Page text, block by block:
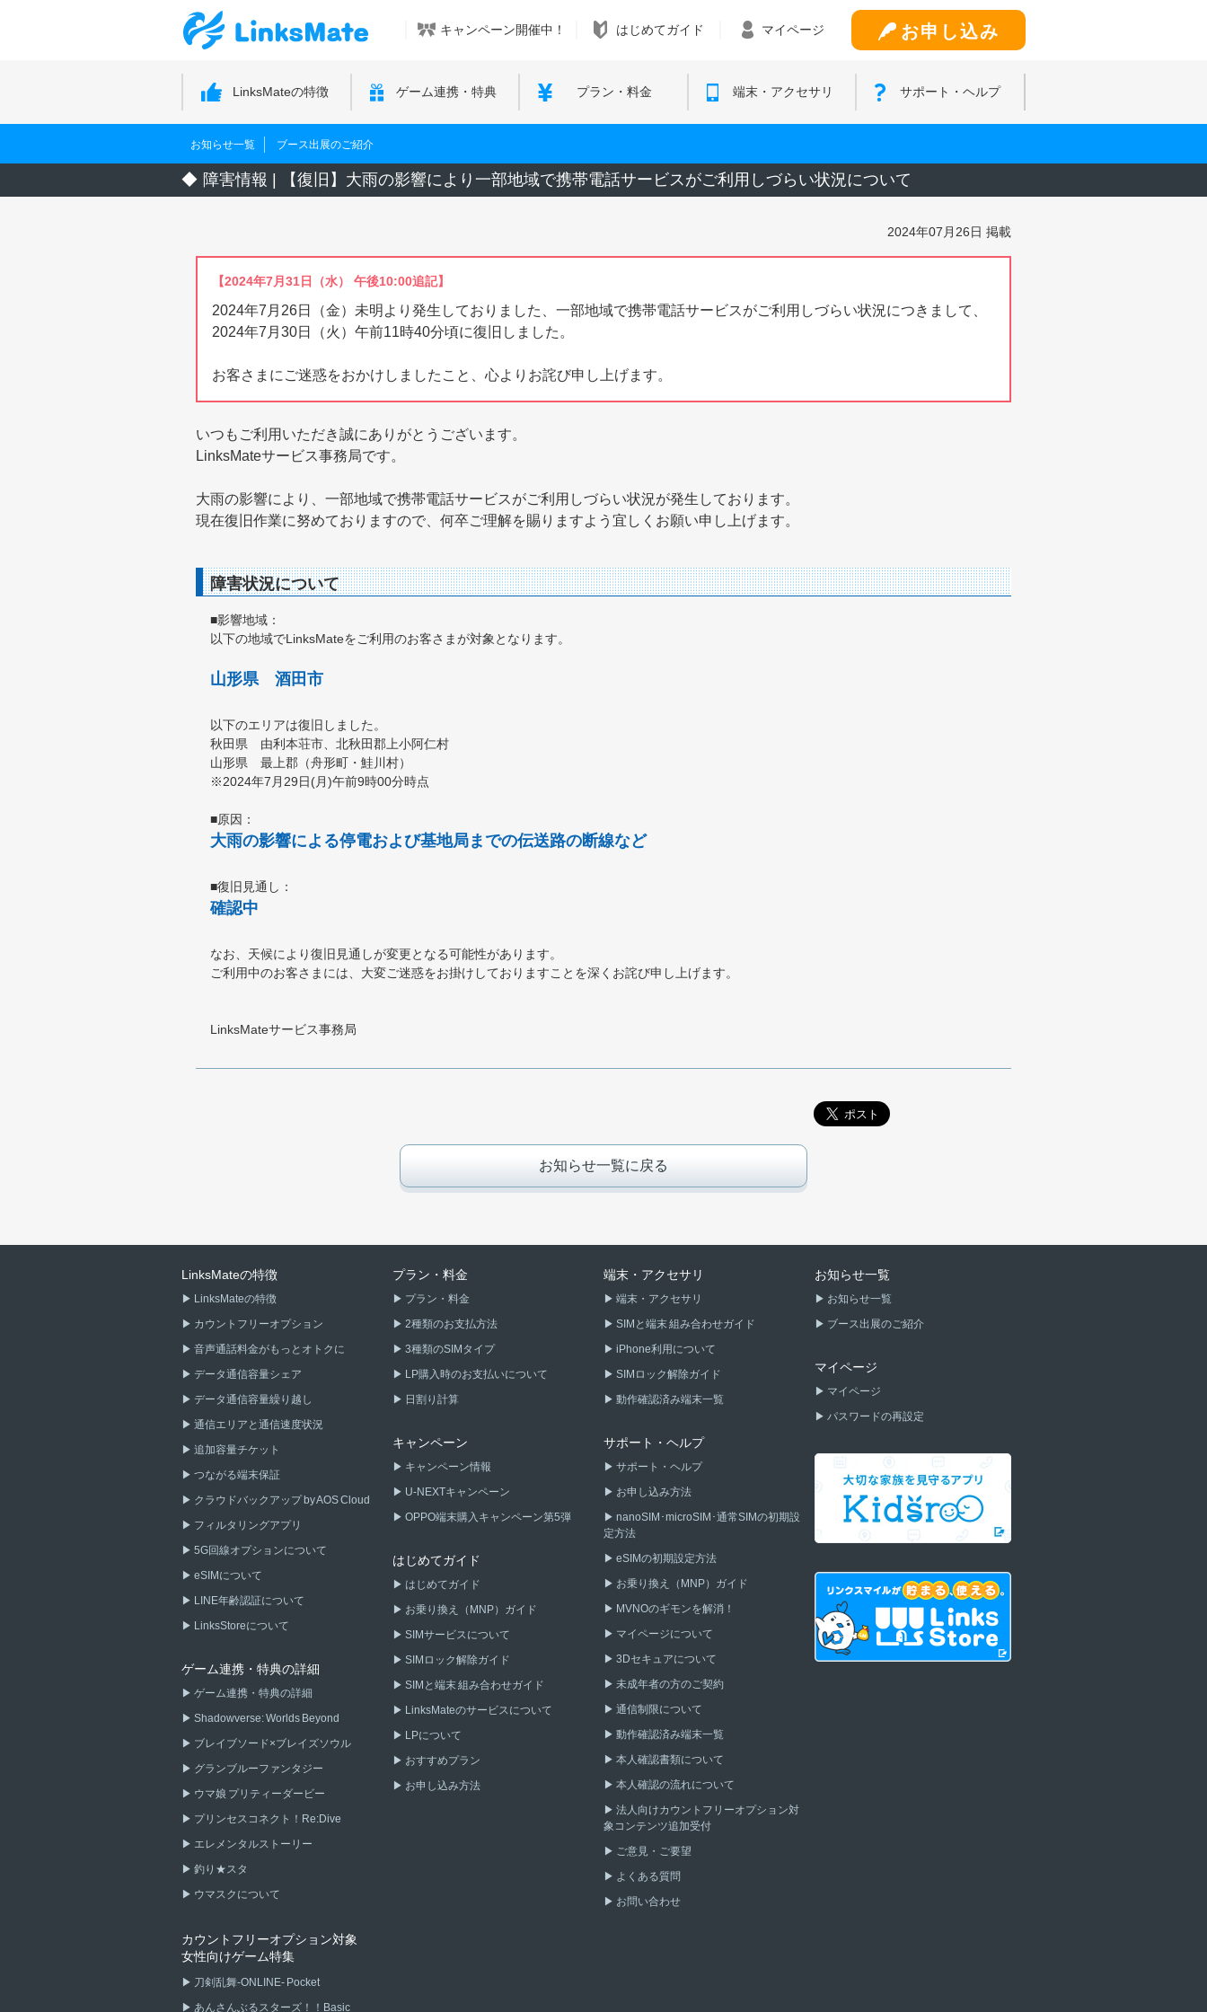
キャンペーン開催中！ はじめてガイド マイページ お申し込み
LinksMateの特徴 ゲーム連携・特典 プラン・料金 端末・アクセサリ サポート・ヘルプ
お知らせ一覧 ブース出展のご紹介
障害情報 | 【復旧】大雨の影響により一部地域で携帯電話サービスがご利用しづらい状況について
2024年07月26日 掲載
【2024年7月31日（水） 午後10:00追記】
2024年7月26日（金）未明より発生しておりました、一部地域で携帯電話サービスがご利用しづらい状況につきまして、
2024年7月30日（火）午前11時40分頃に復旧しました。
お客さまにご迷惑をおかけしましたこと、心よりお詫び申し上げます。
いつもご利用いただき誠にありがとうございます。
LinksMateサービス事務局です。
大雨の影響により、一部地域で携帯電話サービスがご利用しづらい状況が発生しております。
現在復旧作業に努めておりますので、何卒ご理解を賜りますよう宜しくお願い申し上げます。
障害状況について
■影響地域：
以下の地域でLinksMateをご利用のお客さまが対象となります。
山形県 酒田市
以下のエリアは復旧しました。
秋田県 由利本荘市、北秋田郡上小阿仁村
山形県 最上郡（舟形町・鮭川村）
※2024年7月29日(月)午前9時00分時点
■原因：
大雨の影響による停電および基地局までの伝送路の断線など
■復旧見通し：
確認中
なお、天候により復旧見通しが変更となる可能性があります。
ご利用中のお客さまには、大変ご迷惑をお掛けしておりますことを深くお詫び申し上げます。
LinksMateサービス事務局
お知らせ一覧に戻る
LinksMateの特徴
LinksMateの特徴
カウントフリーオプション
音声通話料金がもっとオトクに
データ通信容量シェア
データ通信容量繰り越し
通信エリアと通信速度状況
追加容量チケット
つながる端末保証
クラウドバックアップ by AOS Cloud
フィルタリングアプリ
5G回線オプションについて
eSIMについて
LINE年齢認証について
LinksStoreについて
ゲーム連携・特典の詳細
ゲーム連携・特典の詳細
Shadowverse: Worlds Beyond
ブレイブソード×ブレイズソウル
グランブルーファンタジー
ウマ娘 プリティーダービー
プリンセスコネクト！Re:Dive
エレメンタルストーリー
釣り★スタ
ウマスクについて
カウントフリーオプション対象
女性向けゲーム特集
刀剣乱舞-ONLINE- Pocket
あんさんぶるスターズ！！Basic
プラン・料金
プラン・料金
2種類のお支払方法
3種類のSIMタイプ
LP購入時のお支払いについて
日割り計算
キャンペーン
キャンペーン情報
U-NEXTキャンペーン
OPPO端末購入キャンペーン第5弾
はじめてガイド
はじめてガイド
お乗り換え（MNP）ガイド
SIMサービスについて
SIMロック解除ガイド
SIMと端末 組み合わせガイド
LinksMateのサービスについて
LPについて
おすすめプラン
お申し込み方法
端末・アクセサリ
端末・アクセサリ
SIMと端末 組み合わせガイド
iPhone利用について
SIMロック解除ガイド
動作確認済み端末一覧
サポート・ヘルプ
サポート・ヘルプ
お申し込み方法
nanoSIM･microSIM･通常SIMの初期設
定方法
eSIMの初期設定方法
お乗り換え（MNP）ガイド
MVNOのギモンを解消！
マイページについて
3Dセキュアについて
未成年者の方のご契約
通信制限について
動作確認済み端末一覧
本人確認書類について
本人確認の流れについて
法人向けカウントフリーオプション対
象コンテンツ追加受付
ご意見・ご要望
よくある質問
お問い合わせ
お知らせ一覧
お知らせ一覧
ブース出展のご紹介
マイページ
マイページ
パスワードの再設定